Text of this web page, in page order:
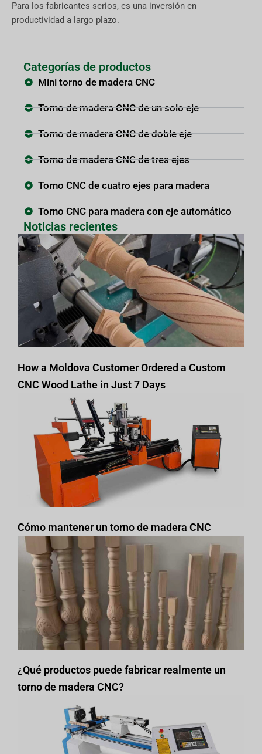
Para los fabricantes serios, es una inversión en
productividad a largo plazo.
Categorías de productos
Mini torno de madera CNC
Torno de madera CNC de un solo eje
Torno de madera CNC de doble eje
Torno de madera CNC de tres ejes
Torno CNC de cuatro ejes para madera
Torno CNC para madera con eje automático
Noticias recientes
How a Moldova Customer Ordered a Custom
CNC Wood Lathe in Just 7 Days
Cómo mantener un torno de madera CNC
¿Qué productos puede fabricar realmente un
torno de madera CNC?